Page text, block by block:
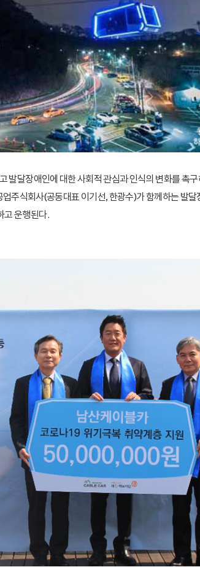
발달장애인에 대한 사회적 관심과 인식의 변화를 촉
주식회사(공동대표 이기선, 한광수)가 함께하는 발
고 운행된다.